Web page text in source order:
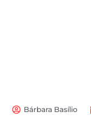
Bárbara Basílio